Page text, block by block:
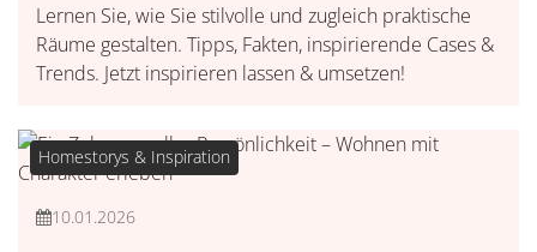
Lernen Sie, wie Sie stilvolle und zugleich praktische
Räume gestalten. Tipps, Fakten, inspirierende Cases &
Trends. Jetzt inspirieren lassen & umsetzen!
Homestorys & Inspiration
10.01.2026